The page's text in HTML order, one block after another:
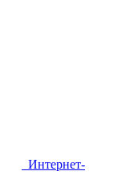
Интернет-